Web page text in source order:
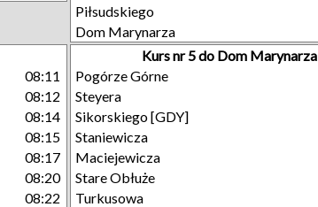
Piłsudskiego
Dom Marynarza
08:11
08:12
08:14
08:15
08:17
08:20
08:22
Kurs nr 5 do Dom Marynarza
Pogórze Górne
Steyera
Sikorskiego [GDY]
Staniewicza
Maciejewicza
Stare Obłuże
Turkusowa